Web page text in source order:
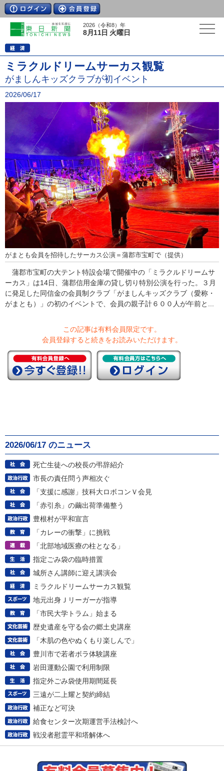
2026（令和8）年
8月11日 火曜日
ミラクルドリームサーカス観覧
がましんキッズクラブが初イベント
2026/06/17
がまとも会員を招待したサーカス公演＝蒲郡市宝町で（提供）
蒲郡市宝町の大テント特設会場で開催中の「ミラクルドリームサ
ーカス」は14日、蒲郡信用金庫の貸し切り特別公演を行った。３月
に発足した同信金の会員制クラブ「がましんキッズクラブ（愛称・
がまとも）」の初のイベントで、会員の親子計６００人が午前と...
この記事は有料会員限定です。
会員登録すると続きをお読みいただけます。
2026/06/17 のニュース
死亡生徒への校長の弔辞紹介
市長の責任問う声相次ぐ
「支援に感謝」技科大ロボコンＶ会見
「赤引糸」の繭出荷準備整う
豊根村が平和宣言
「カレーの衝撃」に挑戦
「北部地域医療の柱となる」
指定ごみ袋の臨時措置
城所さん講師に迎え講演会
ミラクルドリームサーカス観覧
地元出身Ｊリーガーが指導
「市民大学トラム」始まる
歴史遺産を守る会の郷土史講座
「木肌の色やぬくもり楽しんで」
豊川市で若者ボラ体験講座
岩田運動公園で利用制限
指定外ごみ袋使用期間延長
三遠が二上耀と契約締結
補正など可決
給食センター次期運営手法検討へ
戦没者慰霊平和塔解体へ